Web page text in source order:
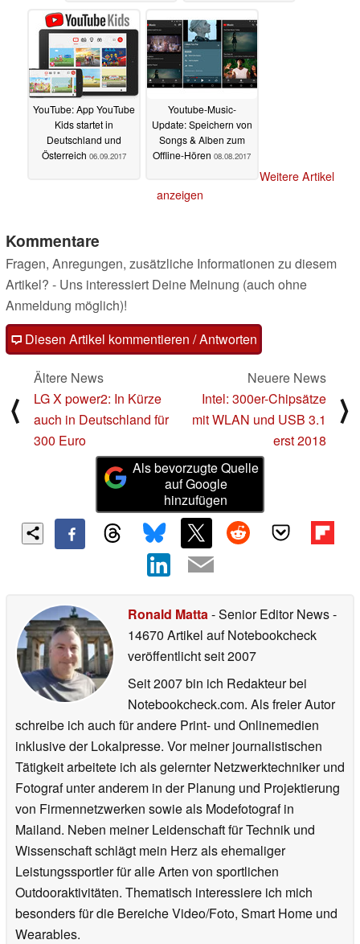
YouTube: App YouTube
Kids startet in
Deutschland und
Österreich 06.09.2017
Youtube-Music-
Update: Speichern von
Songs & Alben zum
Offline-Hören 08.08.2017
Weitere Artikel
anzeigen
Kommentare
Fragen, Anregungen, zusätzliche Informationen zu diesem
Artikel? - Uns interessiert Deine Meinung (auch ohne
Anmeldung möglich)!
Diesen Artikel kommentieren / Antworten
⟨
Ältere News
LG X power2: In Kürze
auch in Deutschland für
300 Euro
Neuere News
Intel: 300er-Chipsätze
mit WLAN und USB 3.1
erst 2018
⟩
Als bevorzugte Quelle
auf Google
hinzufügen
Ronald Matta- Senior Editor News-
14670 Artikel auf Notebookcheck
veröffentlichtseit 2007
Seit 2007 bin ich Redakteur bei
Notebookcheck.com. Als freier Autor
schreibe ich auch für andere Print- und Onlinemedien
inklusive der Lokalpresse. Vor meiner journalistischen
Tätigkeit arbeitete ich als gelernter Netzwerktechniker und
Fotograf unter anderem in der Planung und Projektierung
von Firmennetzwerken sowie als Modefotograf in
Mailand. Neben meiner Leidenschaft für Technik und
Wissenschaft schlägt mein Herz als ehemaliger
Leistungssportler für alle Arten von sportlichen
Outdooraktivitäten. Thematisch interessiere ich mich
besonders für die Bereiche Video/Foto, Smart Home und
Wearables.